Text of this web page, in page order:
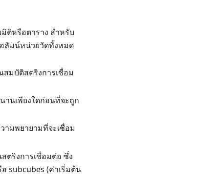
ติหรือตาราง สำหรับ
ลัมน์หน่วยวัดทั้งหมด
มบัติสตริงการเชื่อม
านเพียงใดก่อนที่จะถูก
ามพยายามที่จะเชื่อม
ตริงการเชื่อมต่อ ซึ่ง
subcubes (ค่าเริ่มต้น